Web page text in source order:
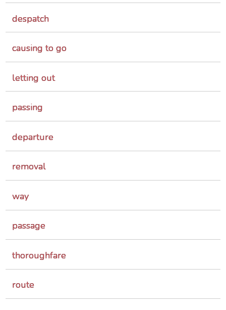
despatch
causing to go
letting out
passing
departure
removal
way
passage
thoroughfare
route